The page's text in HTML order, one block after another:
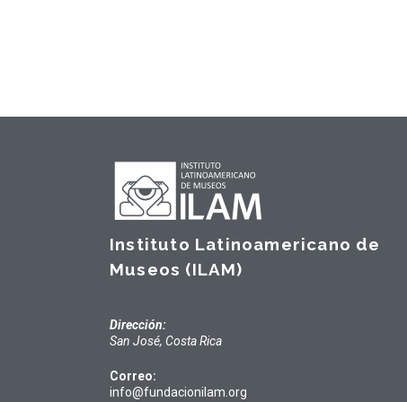
Instituto Latinoamericano de
Museos (ILAM)
Dirección:
San José, Costa Rica
Correo:
info@fundacionilam.org